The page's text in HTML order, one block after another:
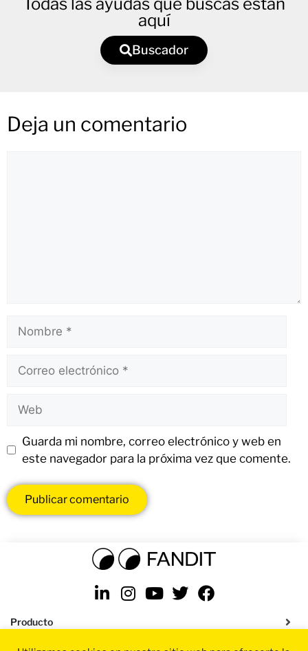
aquí
Buscador
Deja un comentario
Guarda mi nombre, correo electrónico y web en
este navegador para la próxima vez que comente.
Producto